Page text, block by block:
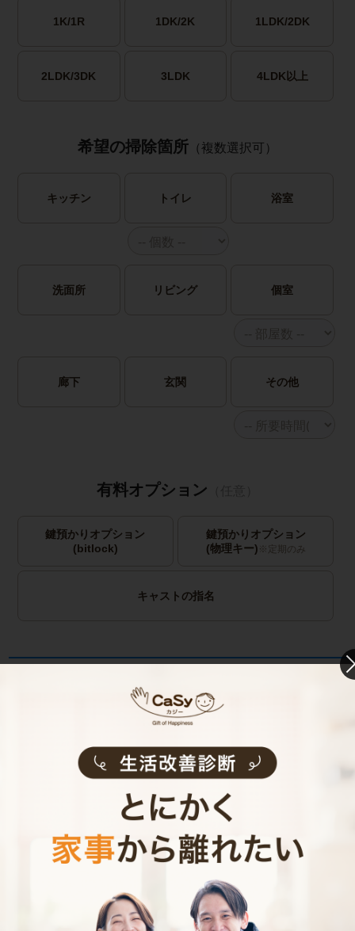
1K/1R 1DK/2K 1LDK/2DK
2LDK/3DK 3LDK 4LDK以上
希望の掃除箇所 （複数選択可）
キッチン トイレ 浴室
洗面所 リビング 個室
廊下 玄関 その他
有料オプション
鍵預かりオプション
(bitlock)
鍵預かりオプション
(物理キー) ※定期のみ
キャストの指名
お見積り内容
料金（税込・交通費込）
他社との比較
業界大手B社